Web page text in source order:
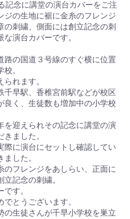
記念に講堂の演台カバーをご注
ジの生地に裾に金糸のフレンジ
の刺繍、側面には創立記念の刺
演台カバーです。
路の国道３号線のすぐ横に位置
。
れます。
千早駅、香椎宮前駅などが校区
良く、生徒数も増加中の小学校
を迎えられその記念に講堂の演
ました。
際に演台にセットし確認してい
した。
のフレンジをあしらい、正面に
記念の刺繍。
す。
とうございます。
の生徒さんが千早小学校を巣立